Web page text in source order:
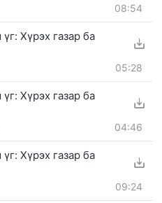
08:54
Хүрэх газар ба
05:28
Хүрэх газар ба
04:46
Хүрэх газар ба
09:24